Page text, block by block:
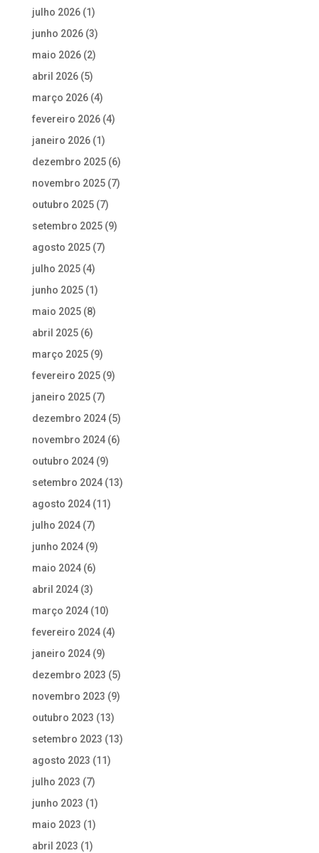
julho 2026(1)
junho 2026(3)
maio 2026(2)
abril 2026(5)
março 2026(4)
fevereiro 2026(4)
janeiro 2026(1)
dezembro 2025(6)
novembro 2025(7)
outubro 2025(7)
setembro 2025(9)
agosto 2025(7)
julho 2025(4)
junho 2025(1)
maio 2025(8)
abril 2025(6)
março 2025(9)
fevereiro 2025(9)
janeiro 2025(7)
dezembro 2024(5)
novembro 2024(6)
outubro 2024(9)
setembro 2024(13)
agosto 2024(11)
julho 2024(7)
junho 2024(9)
maio 2024(6)
abril 2024(3)
março 2024(10)
fevereiro 2024(4)
janeiro 2024(9)
dezembro 2023 (5)
novembro 2023 (9)
outubro 2023 (13)
setembro 2023 (13)
agosto 2023 (11)
julho 2023 (7)
junho 2023 (1)
maio 2023 (1)
abril 2023 (1)